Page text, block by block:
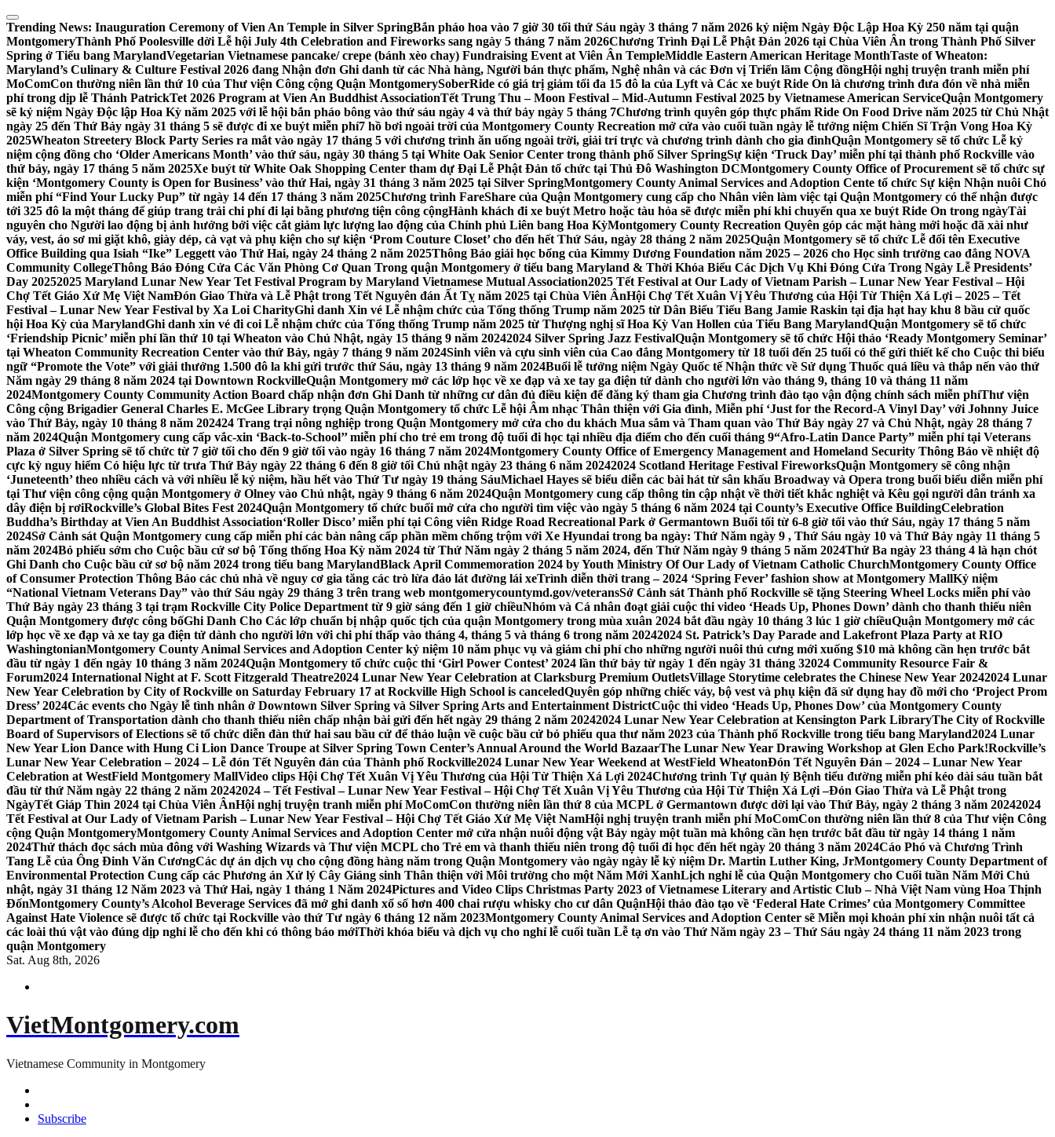
Skip
to
content
Trending News: Inauguration Ceremony of Vien An Temple in Silver SpringBắn pháo hoa vào 7 giờ 30 tối thứ Sáu ngày 3 tháng 7 năm 2026 kỷ niệm Ngày Độc Lập Hoa Kỳ 250 năm tại quận
MontgomeryThành Phố Poolesville dời Lễ hội July 4th Celebration and Fireworks sang ngày 5 tháng 7 năm 2026Chương Trình Đại Lễ Phật Đản 2026 tại Chùa Viên Ân trong Thành Phố Silver
Spring ở Tiểu bang MarylandVegetarian Vietnamese pancake/ crepe (bánh xèo chay) Fundraising Event at Viên Ân TempleMiddle Eastern American Heritage MonthTaste of Wheaton:
Maryland’s Culinary & Culture Festival 2026 đang Nhận đơn Ghi danh từ các Nhà hàng, Người bán thực phẩm, Nghệ nhân và các Đơn vị Triển lãm Cộng đồngHội nghị truyện tranh miễn phí
MoComCon thường niên lần thứ 10 của Thư viện Công cộng Quận MontgomerySoberRide có giá trị giảm tối đa 15 đô la của Lyft và Các xe buýt Ride On là chương trình đưa đón về nhà miễn
phí trong dịp lễ Thánh PatrickTet 2026 Program at Vien An Buddhist AssociationTết Trung Thu – Moon Festival – Mid-Autumn Festival 2025 by Vietnamese American ServiceQuận Montgomery
sẽ kỷ niệm Ngày Độc lập Hoa Kỳ năm 2025 với lễ hội bắn pháo bông vào thứ sáu ngày 4 và thứ bảy ngày 5 tháng 7Chương trình quyên góp thực phẩm Ride On Food Drive năm 2025 từ Chủ Nhật
ngày 25 đến Thứ Bảy ngày 31 tháng 5 sẽ được đi xe buýt miễn phí7 hồ bơi ngoài trời của Montgomery County Recreation mở cửa vào cuối tuần ngày lễ tưởng niệm Chiến Sĩ Trận Vong Hoa Kỳ
2025Wheaton Streetery Block Party Series ra mắt vào ngày 17 tháng 5 với chương trình ăn uống ngoài trời, giải trí trực và chương trình dành cho gia đìnhQuận Montgomery sẽ tổ chức Lễ kỷ
niệm cộng đồng cho ‘Older Americans Month’ vào thứ sáu, ngày 30 tháng 5 tại White Oak Senior Center trong thành phố Silver SpringSự kiện ‘Truck Day’ miễn phí tại thành phố Rockville vào
thứ bảy, ngày 17 tháng 5 năm 2025Xe buýt từ White Oak Shopping Center tham dự Đại Lễ Phật Đản tổ chức tại Thủ Đô Washington DCMontgomery County Office of Procurement sẽ tổ chức sự
kiện ‘Montgomery County is Open for Business’ vào thứ Hai, ngày 31 tháng 3 năm 2025 tại Silver SpringMontgomery County Animal Services and Adoption Cente tổ chức Sự kiện Nhận nuôi Chó
miễn phí “Find Your Lucky Pup” từ ngày 14 đến 17 tháng 3 năm 2025Chương trình FareShare của Quận Montgomery cung cấp cho Nhân viên làm việc tại Quận Montgomery có thể nhận được
tới 325 đô la một tháng để giúp trang trải chi phí đi lại bằng phương tiện công cộngHành khách đi xe buýt Metro hoặc tàu hỏa sẽ được miễn phí khi chuyển qua xe buýt Ride On trong ngàyTài
nguyên cho Người lao động bị ảnh hưởng bởi việc cắt giảm lực lượng lao động của Chính phủ Liên bang Hoa KỳMontgomery County Recreation Quyên góp các mặt hàng mới hoặc đã xài như
váy, vest, áo sơ mi giặt khô, giày dép, cà vạt và phụ kiện cho sự kiện ‘Prom Couture Closet’ cho đến hết Thứ Sáu, ngày 28 tháng 2 năm 2025Quận Montgomery sẽ tổ chức Lễ đổi tên Executive
Office Building qua Isiah “Ike” Leggett vào Thứ Hai, ngày 24 tháng 2 năm 2025Thông Báo giải học bổng của Kimmy Dương Foundation năm 2025 – 2026 cho Học sinh trường cao đẳng NOVA
Community CollegeThông Báo Đóng Cửa Các Văn Phòng Cơ Quan Trong quận Montgomery ở tiểu bang Maryland & Thời Khóa Biểu Các Dịch Vụ Khi Đóng Cửa Trong Ngày Lễ Presidents’
Day 20252025 Maryland Lunar New Year Tet Festival Program by Maryland Vietnamese Mutual Association2025 Tết Festival at Our Lady of Vietnam Parish – Lunar New Year Festival – Hội
Chợ Tết Giáo Xứ Mẹ Việt NamĐón Giao Thừa và Lễ Phật trong Tết Nguyên đán Ất Tỵ năm 2025 tại Chùa Viên ÂnHội Chợ Tết Xuân Vị Yêu Thương của Hội Từ Thiện Xá Lợi – 2025 – Tết
Festival – Lunar New Year Festival by Xa Loi CharityGhi danh Xin vé Lễ nhậm chức của Tổng thống Trump năm 2025 từ Dân Biểu Tiểu Bang Jamie Raskin tại địa hạt hay khu 8 bầu cử quốc
hội Hoa Kỳ của MarylandGhi danh xin vé đi coi Lễ nhậm chức của Tổng thống Trump năm 2025 từ Thượng nghị sĩ Hoa Kỳ Van Hollen của Tiểu Bang MarylandQuận Montgomery sẽ tổ chức
‘Friendship Picnic’ miễn phí lần thứ 10 tại Wheaton vào Chủ Nhật, ngày 15 tháng 9 năm 20242024 Silver Spring Jazz FestivalQuận Montgomery sẽ tổ chức Hội thảo ‘Ready Montgomery Seminar’
tại Wheaton Community Recreation Center vào thứ Bảy, ngày 7 tháng 9 năm 2024Sinh viên và cựu sinh viên của Cao đẳng Montgomery từ 18 tuổi đến 25 tuổi có thể gửi thiết kế cho Cuộc thi biểu
ngữ “Promote the Vote” với giải thưởng 1.500 đô la khi gửi trước thứ Sáu, ngày 13 tháng 9 năm 2024Buổi lễ tưởng niệm Ngày Quốc tế Nhận thức về Sử dụng Thuốc quá liều và thắp nến vào thứ
Năm ngày 29 tháng 8 năm 2024 tại Downtown RockvilleQuận Montgomery mở các lớp học về xe đạp và xe tay ga điện tử dành cho người lớn vào tháng 9, tháng 10 và tháng 11 năm
2024Montgomery County Community Action Board chấp nhận đơn Ghi Danh từ những cư dân đủ điều kiện để đăng ký tham gia Chương trình đào tạo vận động chính sách miễn phíThư viện
Công cộng Brigadier General Charles E. McGee Library trọng Quận Montgomery tổ chức Lễ hội Âm nhạc Thân thiện với Gia đình, Miễn phí ‘Just for the Record-A Vinyl Day’ với Johnny Juice
vào Thứ Bảy, ngày 10 tháng 8 năm 202424 Trang trại nông nghiệp trong Quận Montgomery mở cửa cho du khách Mua sắm và Tham quan vào Thứ Bảy ngày 27 và Chủ Nhật, ngày 28 tháng 7
năm 2024Quận Montgomery cung cấp vắc-xin ‘Back-to-School’’ miễn phí cho trẻ em trong độ tuổi đi học tại nhiều địa điểm cho đến cuối tháng 9“Afro-Latin Dance Party” miễn phí tại Veterans
Plaza ở Silver Spring sẽ tổ chức từ 7 giờ tối cho đến 9 giờ tối vào ngày 16 tháng 7 năm 2024Montgomery County Office of Emergency Management and Homeland Security Thông Báo về nhiệt độ
cực kỳ nguy hiểm Có hiệu lực từ trưa Thứ Bảy ngày 22 tháng 6 đến 8 giờ tối Chủ nhật ngày 23 tháng 6 năm 20242024 Scotland Heritage Festival FireworksQuận Montgomery sẽ công nhận
‘Juneteenth’ theo nhiều cách và với nhiều lễ kỷ niệm, hầu hết vào Thứ Tư ngày 19 tháng SáuMichael Hayes sẽ biểu diễn các bài hát từ sân khấu Broadway và Opera trong buổi biểu diễn miễn phí
tại Thư viện công cộng quận Montgomery ở Olney vào Chủ nhật, ngày 9 tháng 6 năm 2024Quận Montgomery cung cấp thông tin cập nhật về thời tiết khắc nghiệt và Kêu gọi người dân tránh xa
dây điện bị rơiRockville’s Global Bites Fest 2024Quận Montgomery tổ chức buổi mở cửa cho người tìm việc vào ngày 5 tháng 6 năm 2024 tại County’s Executive Office BuildingCelebration
Buddha’s Birthday at Vien An Buddhist Association‘Roller Disco’ miễn phí tại Công viên Ridge Road Recreational Park ở Germantown Buổi tối từ 6-8 giờ tối vào thứ Sáu, ngày 17 tháng 5 năm
2024Sở Cảnh sát Quận Montgomery cung cấp miễn phí các bản nâng cấp phần mềm chống trộm với Xe Hyundai trong ba ngày: Thứ Năm ngày 9 , Thứ Sáu ngày 10 và Thứ Bảy ngày 11 tháng 5
năm 2024Bỏ phiếu sớm cho Cuộc bầu cử sơ bộ Tổng thống Hoa Kỳ năm 2024 từ Thứ Năm ngày 2 tháng 5 năm 2024, đến Thứ Năm ngày 9 tháng 5 năm 2024Thứ Ba ngày 23 tháng 4 là hạn chót
Ghi Danh cho Cuộc bầu cử sơ bộ năm 2024 trong tiểu bang MarylandBlack April Commemoration 2024 by Youth Ministry Of Our Lady of Vietnam Catholic ChurchMontgomery County Office
of Consumer Protection Thông Báo các chủ nhà về nguy cơ gia tăng các trò lừa đảo lát đường lái xeTrình diễn thời trang – 2024 ‘Spring Fever’ fashion show at Montgomery MallKỷ niệm
“National Vietnam Veterans Day” vào thứ Sáu ngày 29 tháng 3 trên trang web montgomerycountymd.gov/veteransSở Cảnh sát Thành phố Rockville sẽ tặng Steering Wheel Locks miễn phí vào
Thứ Bảy ngày 23 tháng 3 tại trạm Rockville City Police Department từ 9 giờ sáng đến 1 giờ chiềuNhóm và Cá nhân đoạt giải cuộc thi video ‘Heads Up, Phones Down’ dành cho thanh thiếu niên
Quận Montgomery được công bốGhi Danh Cho Các lớp chuẩn bị nhập quốc tịch của quận Montgomery trong mùa xuân 2024 bắt đầu ngày 10 tháng 3 lúc 1 giờ chiềuQuận Montgomery mở các
lớp học về xe đạp và xe tay ga điện tử dành cho người lớn với chi phí thấp vào tháng 4, tháng 5 và tháng 6 trong năm 20242024 St. Patrick’s Day Parade and Lakefront Plaza Party at RIO
WashingtonianMontgomery County Animal Services and Adoption Center kỷ niệm 10 năm phục vụ và giảm chi phí cho những người nuôi thú cưng mới xuống $10 mà không cần hẹn trước bắt
đầu từ ngày 1 đến ngày 10 tháng 3 năm 2024Quận Montgomery tổ chức cuộc thi ‘Girl Power Contest’ 2024 lần thứ bảy từ ngày 1 đến ngày 31 tháng 32024 Community Resource Fair &
Forum2024 International Night at F. Scott Fitzgerald Theatre2024 Lunar New Year Celebration at Clarksburg Premium OutletsVillage Storytime celebrates the Chinese New Year 20242024 Lunar
New Year Celebration by City of Rockville on Saturday February 17 at Rockville High School is canceledQuyên góp những chiếc váy, bộ vest và phụ kiện đã sử dụng hay đồ mới cho ‘Project Prom
Dress’ 2024Các events cho Ngày lễ tình nhân ở Downtown Silver Spring và Silver Spring Arts and Entertainment DistrictCuộc thi video ‘Heads Up, Phones Dow’ của Montgomery County
Department of Transportation dành cho thanh thiếu niên chấp nhận bài gửi đến hết ngày 29 tháng 2 năm 20242024 Lunar New Year Celebration at Kensington Park LibraryThe City of Rockville
Board of Supervisors of Elections sẽ tổ chức diễn đàn thứ hai sau bầu cử để thảo luận về cuộc bầu cử bỏ phiếu qua thư năm 2023 của Thành phố Rockville trong tiểu bang Maryland2024 Lunar
New Year Lion Dance with Hung Ci Lion Dance Troupe at Silver Spring Town Center’s Annual Around the World BazaarThe Lunar New Year Drawing Workshop at Glen Echo Park!Rockville’s
Lunar New Year Celebration – 2024 – Lễ đón Tết Nguyên đán của Thành phố Rockville2024 Lunar New Year Weekend at WestField WheatonĐón Tết Nguyên Đán – 2024 – Lunar New Year
Celebration at WestField Montgomery MallVideo clips Hội Chợ Tết Xuân Vị Yêu Thương của Hội Từ Thiện Xá Lợi 2024Chương trình Tự quản lý Bệnh tiểu đường miễn phí kéo dài sáu tuần bắt
đầu từ thứ Năm ngày 22 tháng 2 năm 20242024 – Tết Festival – Lunar New Year Festival – Hội Chợ Tết Xuân Vị Yêu Thương của Hội Từ Thiện Xá Lợi –Đón Giao Thừa và Lễ Phật trong
NgàyTết Giáp Thìn 2024 tại Chùa Viên ÂnHội nghị truyện tranh miễn phí MoComCon thường niên lần thứ 8 của MCPL ở Germantown được dời lại vào Thứ Bảy, ngày 2 tháng 3 năm 20242024
Tết Festival at Our Lady of Vietnam Parish – Lunar New Year Festival – Hội Chợ Tết Giáo Xứ Mẹ Việt NamHội nghị truyện tranh miễn phí MoComCon thường niên lần thứ 8 của Thư viện Công
cộng Quận MontgomeryMontgomery County Animal Services and Adoption Center mở cửa nhận nuôi động vật Bảy ngày một tuần mà không cần hẹn trước bắt đầu từ ngày 14 tháng 1 năm
2024Thử thách đọc sách mùa đông với Washing Wizards và Thư viện MCPL cho Trẻ em và thanh thiếu niên trong độ tuổi đi học đến hết ngày 20 tháng 3 năm 2024Cáo Phó và Chương Trình
Tang Lễ của Ông Đinh Văn CươngCác dự án dịch vụ cho cộng đồng hàng năm trong Quận Montgomery vào ngày ngày lễ kỷ niệm Dr. Martin Luther King, JrMontgomery County Department of
Environmental Protection Cung cấp các Phương án Xử lý Cây Giáng sinh Thân thiện với Môi trường cho một Năm Mới XanhLịch nghỉ lễ của Quận Montgomery cho Cuối tuần Năm Mới Chủ
nhật, ngày 31 tháng 12 Năm 2023 và Thứ Hai, ngày 1 tháng 1 Năm 2024Pictures and Video Clips Christmas Party 2023 of Vietnamese Literary and Artistic Club – Nhà Việt Nam vùng Hoa Thịnh
ĐốnMontgomery County’s Alcohol Beverage Services đã mở ghi danh xổ số hơn 400 chai rượu whisky cho cư dân QuậnHội thảo đào tạo về ‘Federal Hate Crimes’ của Montgomery Committee
Against Hate Violence sẽ được tổ chức tại Rockville vào thứ Tư ngày 6 tháng 12 năm 2023Montgomery County Animal Services and Adoption Center sẽ Miễn mọi khoản phí xin nhận nuôi tất cả
các loài thú vật vào đúng dịp nghỉ lễ cho đến khi có thông báo mớiThời khóa biểu và dịch vụ cho nghỉ lễ cuối tuần Lễ tạ ơn vào Thứ Năm ngày 23 – Thứ Sáu ngày 24 tháng 11 năm 2023 trong
quận Montgomery
Sat. Aug 8th, 2026
VietMontgomery.com
Vietnamese Community in Montgomery
Subscribe